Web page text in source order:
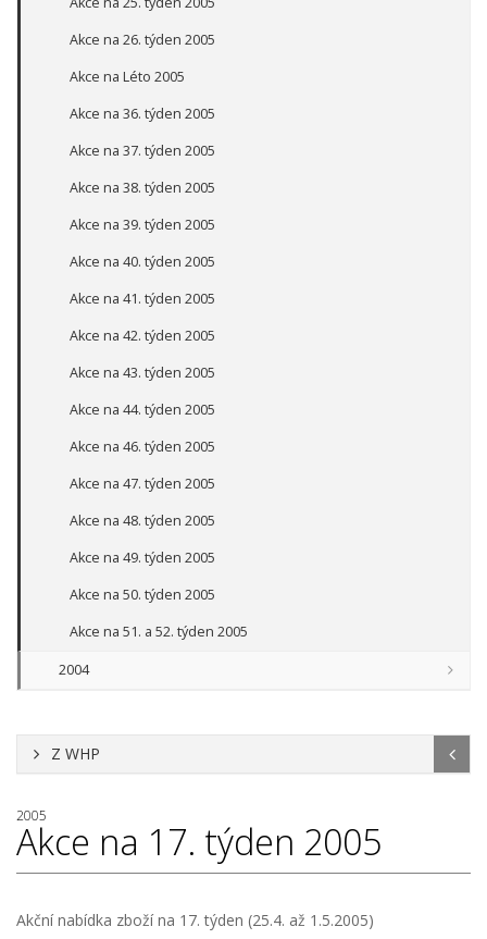
Akce na 26. týden 2005
Akce na Léto 2005
Akce na 36. týden 2005
Akce na 37. týden 2005
Akce na 38. týden 2005
Akce na 39. týden 2005
Akce na 40. týden 2005
Akce na 41. týden 2005
Akce na 42. týden 2005
Akce na 43. týden 2005
Akce na 44. týden 2005
Akce na 46. týden 2005
Akce na 47. týden 2005
Akce na 48. týden 2005
Akce na 49. týden 2005
Akce na 50. týden 2005
Akce na 51. a 52. týden 2005
2004
Z WHP
2005
Akce na 17. týden 2005
Akční nabídka zboží na 17. týden (25.4. až 1.5.2005)